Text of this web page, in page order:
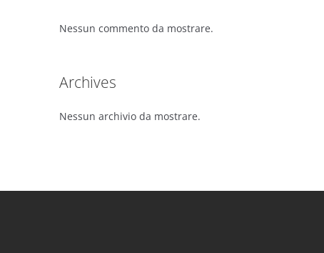
Nessun commento da mostrare.
Archives
Nessun archivio da mostrare.